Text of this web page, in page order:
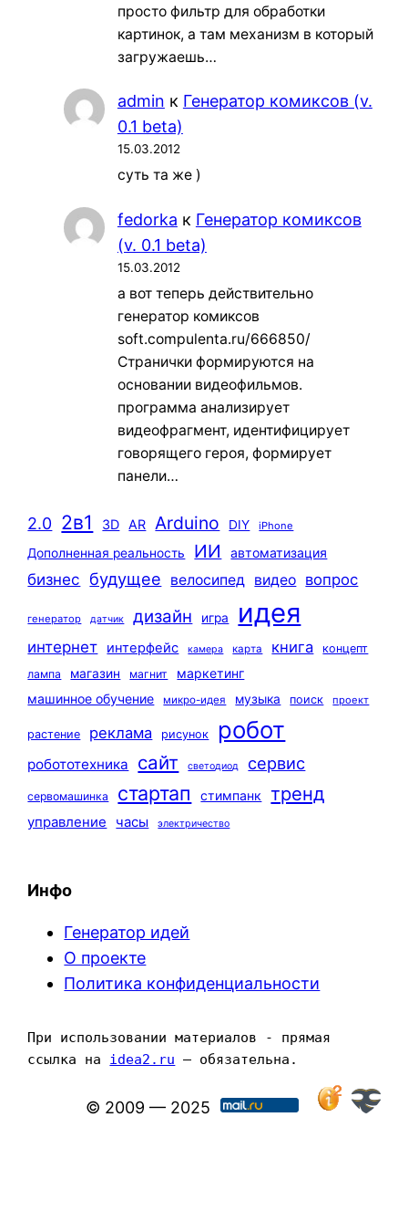
просто фильтр для обработки
картинок, а там механизм в который
загружаешь…
admin к Генератор комиксов (v.
0.1 beta)
15.03.2012
суть та же )
fedorka к Генератор комиксов
(v. 0.1 beta)
15.03.2012
а вот теперь действительно
генератор комиксов
soft.compulenta.ru/666850/
Странички формируются на
основании видеофильмов.
программа анализирует
видеофрагмент, идентифицирует
говорящего героя, формирует
панели…
2.0 2в1 3D AR Arduino DIY iPhone
Дополненная реальность ИИ автоматизация
бизнес будущее велосипед видео вопрос
генератор датчик дизайн игра идея
интернет интерфейс камера карта книга
концепт
лампа
магазин магнит
маркетинг
машинное обучение
микро-идея музыка поиск проект
растение реклама рисунок робот
робототехника сайт светодиод сервис
сервомашинка стартап стимпанк тренд
управление часы электричество
Инфо
Генератор идей
О проекте
Политика конфиденциальности
При использовании материалов - прямая
ссылка на idea2.ru — обязательна.
© 2009 — 2025